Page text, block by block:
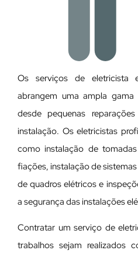
Os serviços de eletricista
abrangem uma ampla gama
desde pequenas
instalação. Os eletricistas
como instalação de
fiações, instalação de
de quadros elétricos e
a segurança das instalações
Contratar um serviço de
trabalhos sejam realizados